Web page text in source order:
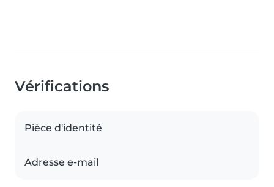
Vérifications
Pièce d'identité
Adresse e-mail